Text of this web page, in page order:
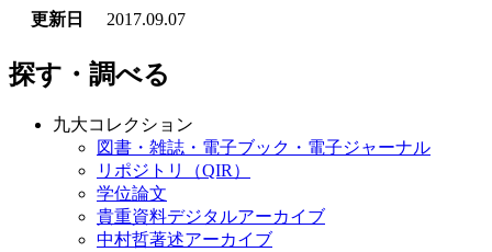
更新日
2017.09.07
探す・調べる
九大コレクション
図書・雑誌・電子ブック・電子ジャーナル
リポジトリ（QIR）
学位論文
貴重資料デジタルアーカイブ
中村哲著述アーカイブ